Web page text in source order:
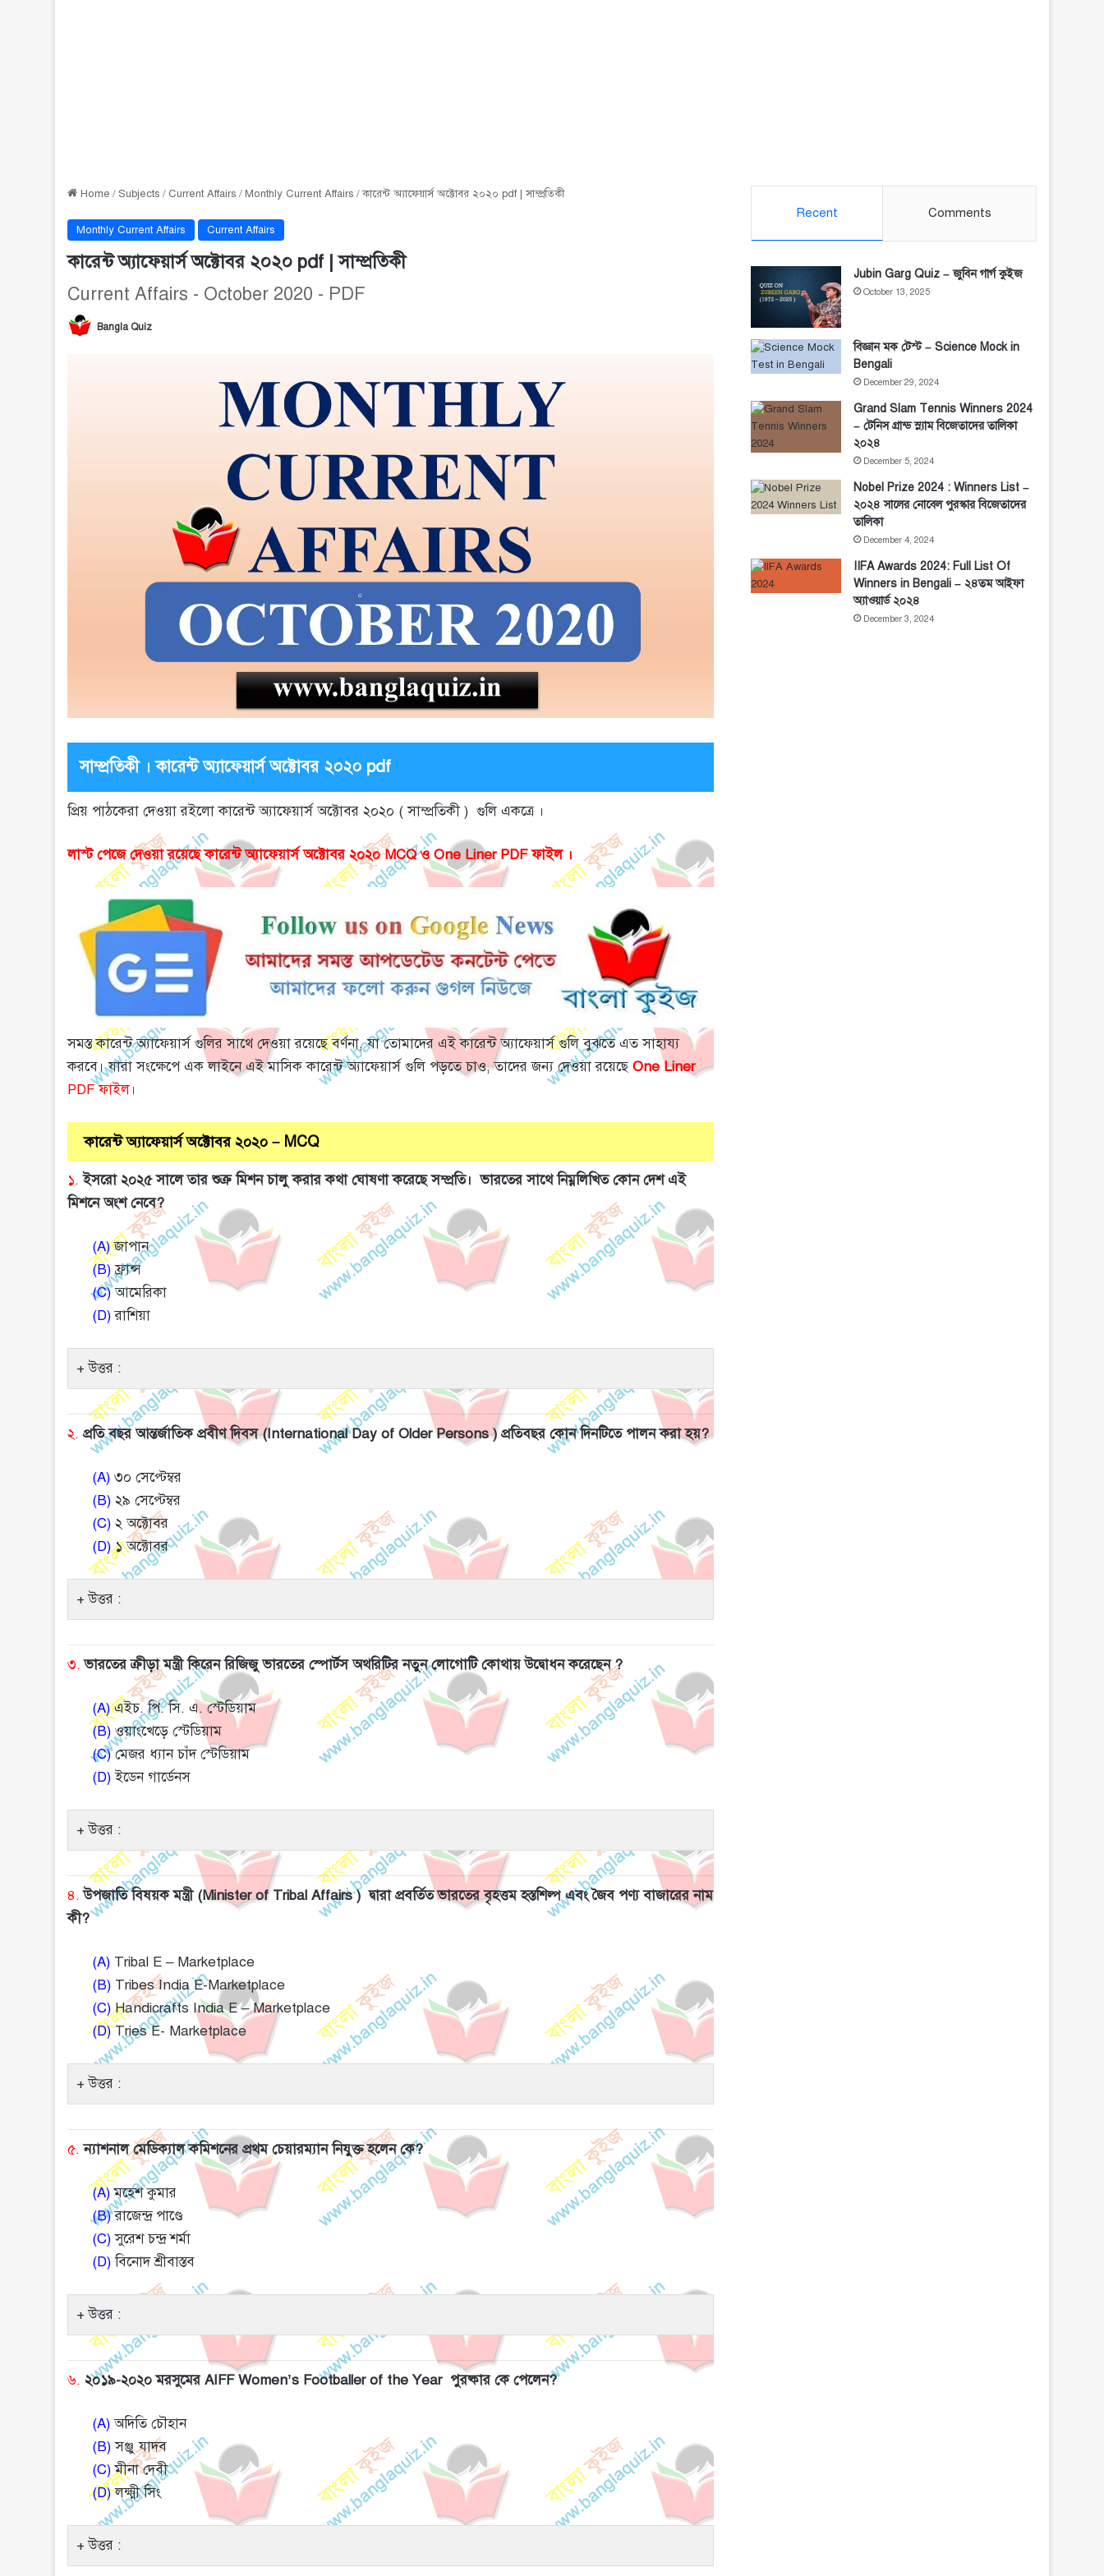
Home / Subjects / Current Affairs / Monthly Current Affairs / কারেন্ট অ্যাফেয়ার্স অক্টোবর ২০২০ pdf | সাম্প্রতিকী
Monthly Current Affairs Current Affairs
কারেন্ট অ্যাফেয়ার্স অক্টোবর ২০২০ pdf | সাম্প্রতিকী
Current Affairs - October 2020 - PDF
Bangla Quiz
সাম্প্রতিকী । কারেন্ট অ্যাফেয়ার্স অক্টোবর ২০২০ pdf
প্রিয় পাঠকেরা দেওয়া রইলো কারেন্ট অ্যাফেয়ার্স অক্টোবর ২০২০ ( সাম্প্রতিকী ) গুলি একত্রে ।
লাস্ট পেজে দেওয়া রয়েছে কারেন্ট অ্যাফেয়ার্স অক্টোবর ২০২০ MCQ ও One Liner PDF ফাইল ।
সমস্ত কারেন্ট অ্যাফেয়ার্স গুলির সাথে দেওয়া রয়েছে বর্ণনা, যা তোমাদের এই কারেন্ট অ্যাফেয়ার্স গুলি বুঝতে এত সাহায্য
করবে। যারা সংক্ষেপে এক লাইনে এই মাসিক কারেন্ট অ্যাফেয়ার্স গুলি পড়তে চাও, তাদের জন্য দেওয়া রয়েছেOne Liner
PDF ফাইল।
কারেন্ট অ্যাফেয়ার্স অক্টোবর ২০২০ – MCQ
১. ইসরো ২০২৫ সালে তার শুক্র মিশন চালু করার কথা ঘোষণা করেছে সম্প্রতি। ভারতের সাথে নিম্নলিখিত কোন দেশ এই
মিশনে অংশ নেবে?
(A)জাপান
(B)ফ্রান্স
(C)আমেরিকা
(D)রাশিয়া
উত্তর :
২. প্রতি বছর আন্তর্জাতিক প্রবীণ দিবস (International Day of Older Persons ) প্রতিবছর কোন দিনটিতে পালন করা হয়?
(A) ৩০ সেপ্টেম্বর
(B) ২৯ সেপ্টেম্বর
(C) ২ অক্টোবর
(D)১ অক্টোবর
উত্তর :
৩. ভারতের ক্রীড়া মন্ত্রী কিরেন রিজিজু ভারতের স্পোর্টস অথরিটির নতুন লোগোটি কোথায় উদ্বোধন করেছেন ?
(A)এইচ. পি. সি. এ. স্টেডিয়াম
(B) ওয়াংখেড়ে স্টেডিয়াম
(C)মেজর ধ্যান চাঁদ স্টেডিয়াম
(D)ইডেন গার্ডেনস
উত্তর :
৪. উপজাতি বিষয়ক মন্ত্রী (Minister of Tribal Affairs ) দ্বারা প্রবর্তিত ভারতের বৃহত্তম হস্তশিল্প এবং জৈব পণ্য বাজারের নাম
কী?
(A) Tribal E – Marketplace
(B) Tribes India E-Marketplace
(C)Handicrafts India E – Marketplace
(D)Tries E- Marketplace
উত্তর :
৫. ন্যাশনাল মেডিক্যাল কমিশনের প্রথম চেয়ারম্যান নিযুক্ত হলেন কে?
(A)মহেশ কুমার
(B)রাজেন্দ্র পাণ্ডে
(C)সুরেশ চন্দ্র শর্মা
(D)বিনোদ শ্রীবাস্তব
উত্তর :
৬. ২০১৯-২০২০ মরসুমের AIFF Women’s Footballer of the Year পুরষ্কার কে পেলেন?
(A)অদিতি চৌহান
(B)সঞ্জু যাদব
(C)মীনা দেবী
(D)লক্ষ্মী সিং
উত্তর :
Recent Comments
Jubin Garg Quiz – জুবিন গার্গ কুইজ
October 13, 2025
বিজ্ঞান মক টেস্ট – Science Mock in
Bengali
December 29, 2024
Grand Slam Tennis Winners 2024
– টেনিস গ্রান্ড স্ল্যাম বিজেতাদের তালিকা
২০২৪
December 5, 2024
Nobel Prize 2024 : Winners List –
২০২৪ সালের নোবেল পুরস্কার বিজেতাদের
তালিকা
December 4, 2024
IIFA Awards 2024: Full List Of
Winners in Bengali – ২৪তম আইফা
অ্যাওয়ার্ড ২০২৪
December 3, 2024